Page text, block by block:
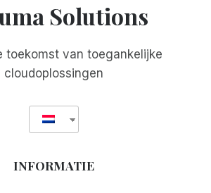
Solutions
toekomst van toegankelijke
cloudoplossingen
INFORMATIE